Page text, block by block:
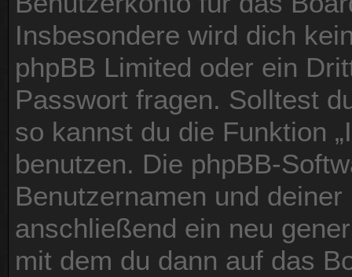
Insbesondere wird dich
phpBB Limited oder ein
Passwort fragen. Solltest
so kannst du die Funktion
benutzen. Die phpBB-
Benutzernamen und
anschließend ein neu
mit dem du dann auf das